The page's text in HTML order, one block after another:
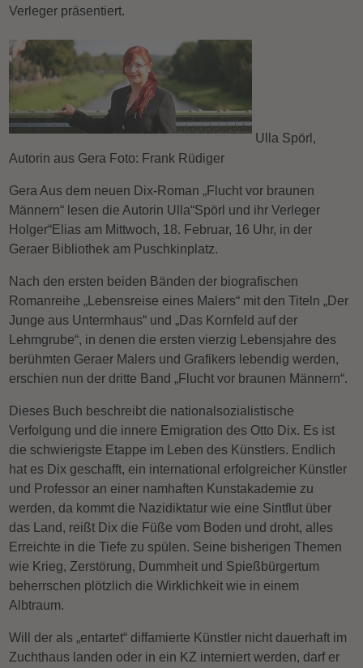
Verleger präsentiert.
Ulla Spörl,
Autorin aus Gera Foto: Frank Rüdiger
Gera Aus dem neuen Dix-Roman „Flucht vor braunen
Männern“ lesen die Autorin Ulla“Spörl und ihr Verleger
Holger“Elias am Mittwoch, 18. Februar, 16 Uhr, in der
Geraer Bibliothek am Puschkinplatz.
Nach den ersten beiden Bänden der biografischen
Romanreihe „Lebensreise eines Malers“ mit den Titeln „Der
Junge aus Untermhaus“ und „Das Kornfeld auf der
Lehmgrube“, in denen die ersten vierzig Lebensjahre des
berühmten Geraer Malers und Grafikers lebendig werden,
erschien nun der dritte Band „Flucht vor braunen Männern“.
Dieses Buch beschreibt die nationalsozialistische
Verfolgung und die innere Emigration des Otto Dix. Es ist
die schwierigste Etappe im Leben des Künstlers. Endlich
hat es Dix geschafft, ein international erfolgreicher Künstler
und Professor an einer namhaften Kunstakademie zu
werden, da kommt die Nazidiktatur wie eine Sintflut über
das Land, reißt Dix die Füße vom Boden und droht, alles
Erreichte in die Tiefe zu spülen. Seine bisherigen Themen
wie Krieg, Zerstörung, Dummheit und Spießbürgertum
beherrschen plötzlich die Wirklichkeit wie in einem
Albtraum.
Will der als „entartet“ diffamierte Künstler nicht dauerhaft im
Zuchthaus landen oder in ein KZ interniert werden, darf er